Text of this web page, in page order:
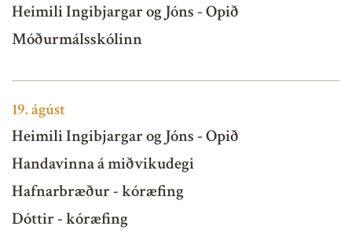
Heimili Ingibjargar og Jóns - Opið
Móðurmálsskólinn
19.ágúst
Heimili Ingibjargar og Jóns - Opið
Handavinna á miðvikudegi
Hafnarbræður - kóræfing
Dóttir - kóræfing